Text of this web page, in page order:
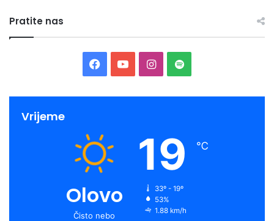
lakše. Ako osjetite intenzivnu žudnju, mogli biste uzeti
nikotinsku žvakaću gumu, uraditi kratke vježbe, podsjetiti
se koliko je važno da prestanete pušiti cigarette i čestitajte
sebi na dobroj odluci!
svaki dan tokom kojeg niste pušili za vas je pobjeda.
Panika nije opcija, oprez jeste, pručuju iz INZ-a.
Institut za zdravlje i sigurnost hrane Zenica
Pratite nas
Facebook
YouTubeInstagram
Spotify
Vrijeme
Olovo
Čisto nebo
19 ℃
33º - 19º
53%
1.88 km/h